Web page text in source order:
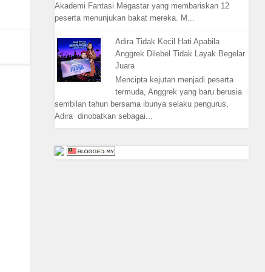
Akademi Fantasi Megastar yang membariskan 12
peserta menunjukan bakat mereka. M...
Adira Tidak Kecil Hati Apabila
Anggrek Dilebel Tidak Layak Begelar
Juara
Mencipta kejutan menjadi peserta
termuda, Anggrek yang baru berusia
sembilan tahun bersama ibunya selaku pengurus,
Adira dinobatkan sebagai...